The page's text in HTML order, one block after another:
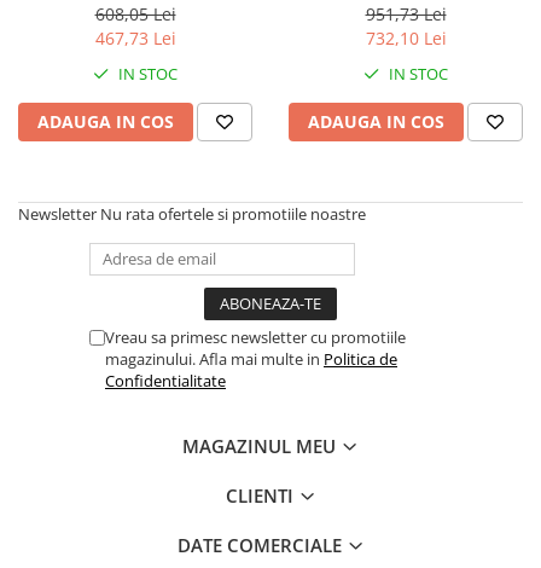
Polizoare electrice
Accesorii polizare si slefuire
Polizoare electrice
Rindele electrice
Mixere- Amestecatoare
Acumulatori si incarcatoare
Aparate de sudura
Aparate sudura
geanta inclusa - ELPW202501,
EMTOP
608,05 Lei
467,73 Lei
IN STOC
ADAUGA IN COS
EMTOP
951,73 Lei
732,10 Lei
IN STOC
ADAUGA IN COS
Newsletter Nu rata ofertele si promotiile noastre
Vreau sa primesc newsletter cu promotiile
magazinului. Afla mai multe in Politica de
Confidentialitate
MAGAZINUL MEU
CLIENTI
DATE COMERCIALE